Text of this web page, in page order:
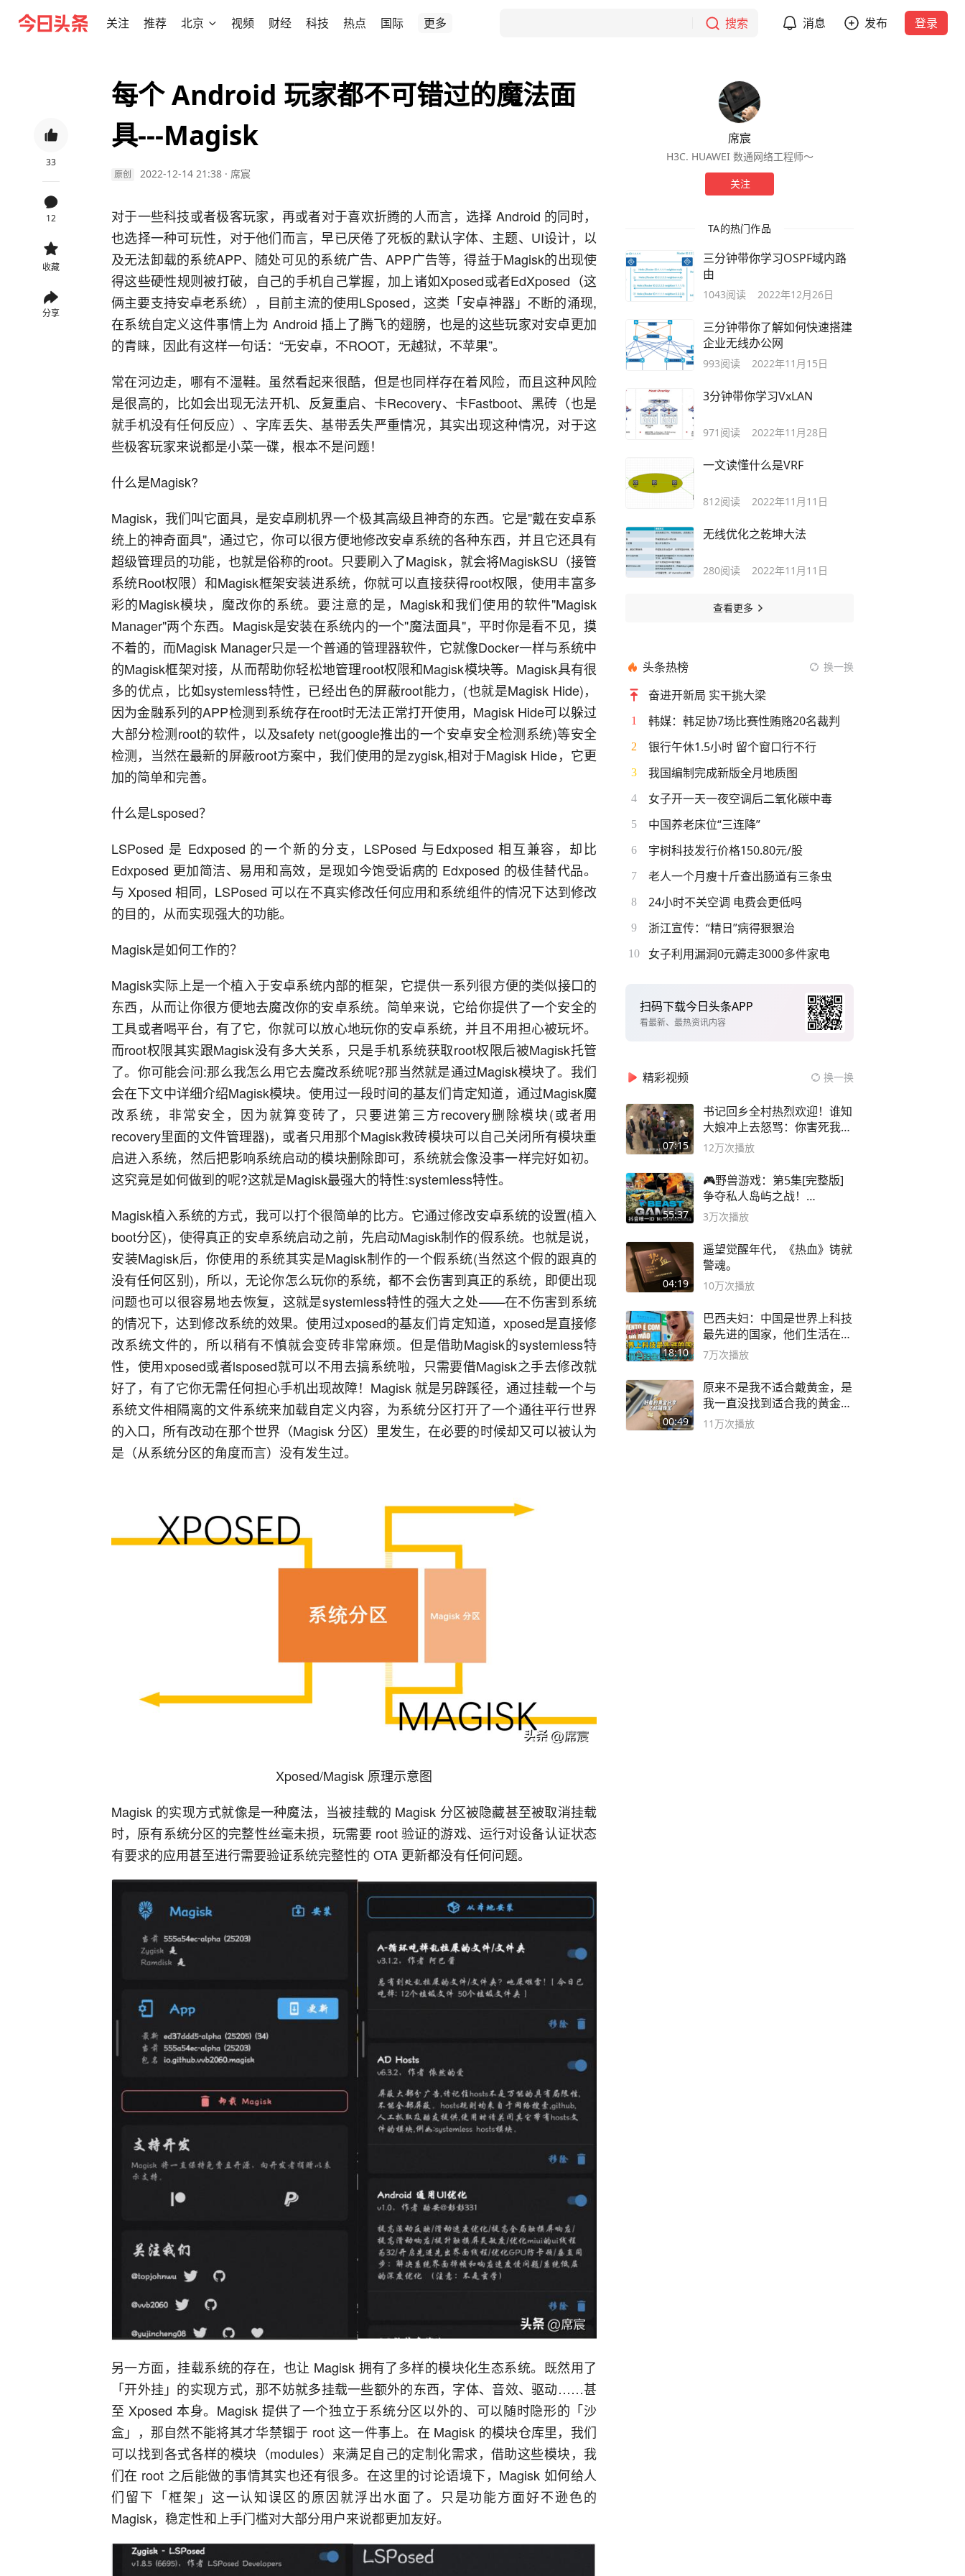
关注 推荐 北京 视频 财经 科技 热点 国际 更多 搜索 消息 发布 登录
33
12
收藏
分享
每个 Android 玩家都不可错过的魔法面
具---Magisk
原创 2022-12-14 21:38 · 席宸
对于一些科技或者极客玩家，再或者对于喜欢折腾的人而言，选择 Android 的同时，
也选择一种可玩性，对于他们而言，早已厌倦了死板的默认字体、主题、UI设计，以
及无法卸载的系统APP、随处可见的系统广告、APP广告等，得益于Magisk的出现使
得这些硬性规则被打破，自己的手机自己掌握，加上诸如Xposed或者EdXposed（这
俩主要支持安卓老系统），目前主流的使用LSposed，这类「安卓神器」不断的涌现,
在系统自定义这件事情上为 Android 插上了腾飞的翅膀，也是的这些玩家对安卓更加
的青睐，因此有这样一句话：“无安卓，不ROOT，无越狱，不苹果”。
常在河边走，哪有不湿鞋。虽然看起来很酷，但是也同样存在着风险，而且这种风险
是很高的，比如会出现无法开机、反复重启、卡Recovery、卡Fastboot、黑砖（也是
就手机没有任何反应）、字库丢失、基带丢失严重情况，其实出现这种情况，对于这
些极客玩家来说都是小菜一碟，根本不是问题！
什么是Magisk?
Magisk，我们叫它面具，是安卓刷机界一个极其高级且神奇的东西。它是"戴在安卓系
统上的神奇面具"，通过它，你可以很方便地修改安卓系统的各种东西，并且它还具有
超级管理员的功能，也就是俗称的root。只要刷入了Magisk，就会将MagiskSU（接管
系统Root权限）和Magisk框架安装进系统，你就可以直接获得root权限，使用丰富多
彩的Magisk模块，魔改你的系统。要注意的是，Magisk和我们使用的软件"Magisk
Manager"两个东西。Magisk是安装在系统内的一个"魔法面具"，平时你是看不见，摸
不着的，而Magisk Manager只是一个普通的管理器软件，它就像Docker一样与系统中
的Magisk框架对接，从而帮助你轻松地管理root权限和Magisk模块等。Magisk具有很
多的优点，比如systemless特性，已经出色的屏蔽root能力，(也就是Magisk Hide)，
因为金融系列的APP检测到系统存在root时无法正常打开使用，Magisk Hide可以躲过
大部分检测root的软件，以及safety net(google推出的一个安卓安全检测系统)等安全
检测，当然在最新的屏蔽root方案中，我们使用的是zygisk,相对于Magisk Hide，它更
加的简单和完善。
什么是Lsposed？
LSPosed 是 Edxposed 的一个新的分支，LSPosed 与Edxposed 相互兼容，却比
Edxposed 更加简洁、易用和高效，是现如今饱受诟病的 Edxposed 的极佳替代品。
与 Xposed 相同，LSPosed 可以在不真实修改任何应用和系统组件的情况下达到修改
的目的，从而实现强大的功能。
Magisk是如何工作的？
Magisk实际上是一个植入于安卓系统内部的框架，它提供一系列很方便的类似接口的
东西，从而让你很方便地去魔改你的安卓系统。简单来说，它给你提供了一个安全的
工具或者喝平台，有了它，你就可以放心地玩你的安卓系统，并且不用担心被玩坏。
而root权限其实跟Magisk没有多大关系，只是手机系统获取root权限后被Magisk托管
了。你可能会问:那么我怎么用它去魔改系统呢?那当然就是通过Magisk模块了。我们
会在下文中详细介绍Magisk模块。使用过一段时间的基友们肯定知道，通过Magisk魔
改系统，非常安全，因为就算变砖了，只要进第三方recovery删除模块(或者用
recovery里面的文件管理器)，或者只用那个Magisk救砖模块可以自己关闭所有模块重
启进入系统，然后把影响系统启动的模块删除即可，系统就会像没事一样完好如初。
这究竟是如何做到的呢?这就是Magisk最强大的特性:systemless特性。
Magisk植入系统的方式，我可以打个很简单的比方。它通过修改安卓系统的设置(植入
boot分区)，使得真正的安卓系统启动之前，先启动Magisk制作的假系统。也就是说，
安装Magisk后，你使用的系统其实是Magisk制作的一个假系统(当然这个假的跟真的
没有任何区别)，所以，无论你怎么玩你的系统，都不会伤害到真正的系统，即便出现
问题也可以很容易地去恢复，这就是systemless特性的强大之处——在不伤害到系统
的情况下，达到修改系统的效果。使用过xposed的基友们肯定知道，xposed是直接修
改系统文件的，所以稍有不慎就会变砖非常麻烦。但是借助Magisk的systemless特
性，使用xposed或者lsposed就可以不用去搞系统啦，只需要借Magisk之手去修改就
好了，有了它你无需任何担心手机出现故障！Magisk 就是另辟蹊径，通过挂载一个与
系统文件相隔离的文件系统来加载自定义内容，为系统分区打开了一个通往平行世界
的入口，所有改动在那个世界（Magisk 分区）里发生，在必要的时候却又可以被认为
是（从系统分区的角度而言）没有发生过。
Xposed/Magisk 原理示意图
Magisk 的实现方式就像是一种魔法，当被挂载的 Magisk 分区被隐藏甚至被取消挂载
时，原有系统分区的完整性丝毫未损，玩需要 root 验证的游戏、运行对设备认证状态
有要求的应用甚至进行需要验证系统完整性的 OTA 更新都没有任何问题。
另一方面，挂载系统的存在，也让 Magisk 拥有了多样的模块化生态系统。既然用了
「开外挂」的实现方式，那不妨就多挂载一些额外的东西，字体、音效、驱动……甚
至 Xposed 本身。Magisk 提供了一个独立于系统分区以外的、可以随时隐形的「沙
盒」，那自然不能将其才华禁锢于 root 这一件事上。在 Magisk 的模块仓库里，我们
可以找到各式各样的模块（modules）来满足自己的定制化需求，借助这些模块，我
们在 root 之后能做的事情其实也还有很多。在这里的讨论语境下，Magisk 如何给人
们留下「框架」这一认知误区的原因就浮出水面了。只是功能方面好不逊色的
Magisk，稳定性和上手门槛对大部分用户来说都更加友好。
席宸
H3C. HUAWEI 数通网络工程师～
关注
TA的热门作品
三分钟带你学习OSPF域内路
由
1043阅读 2022年12月26日
三分钟带你了解如何快速搭建
企业无线办公网
993阅读 2022年11月15日
3分钟带你学习VxLAN
971 阅读 2022年11月28日
一文读懂什么是VRF
812阅读 2022年11月11日
无线优化之乾坤大法
280阅读 2022年11月11日
查看更多
头条热榜 换一换
奋进开新局 实干挑大梁
1 韩媒：韩足协7场比赛性贿赂20名裁判
2 银行午休1.5小时 留个窗口行不行
3 我国编制完成新版全月地质图
4 女子开一天一夜空调后二氧化碳中毒
5 中国养老床位“三连降”
6 宇树科技发行价格150.80元/股
7 老人一个月瘦十斤查出肠道有三条虫
8 24小时不关空调 电费会更低吗
9 浙江宣传：“精日”病得狠狠治
10 女子利用漏洞0元薅走3000多件家电
扫码下载今日头条APP
看最新、最热资讯内容
精彩视频 换一换
07:15
书记回乡全村热烈欢迎！谁知
大娘冲上去怒骂：你害死我儿
子
12万次播放
55:37
🎮野兽游戏：第5集[完整版]
争夺私人岛屿之战！
#MrBeastChina
3万次播放
04:19
遥望觉醒年代，《热血》铸就
警魂。
10万次播放
18:10
巴西夫妇：中国是世界上科技
最先进的国家，他们生活在
2999年
7万次播放
00:49
原来不是我不适合戴黄金，是
我一直没找到适合我的黄金
😭
11万次播放